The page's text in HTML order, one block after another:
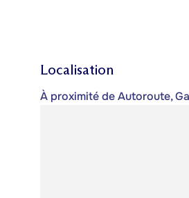
Localisation
À proximité de Autoroute,